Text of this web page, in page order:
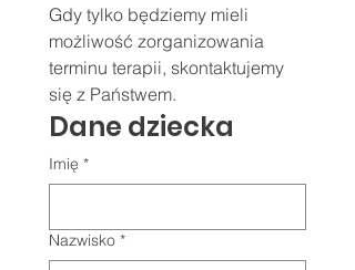
Gdy tylko będziemy mieli
możliwość zorganizowania
terminu terapii, skontaktujemy
się z Państwem.
Dane dziecka
Imię *
Nazwisko *